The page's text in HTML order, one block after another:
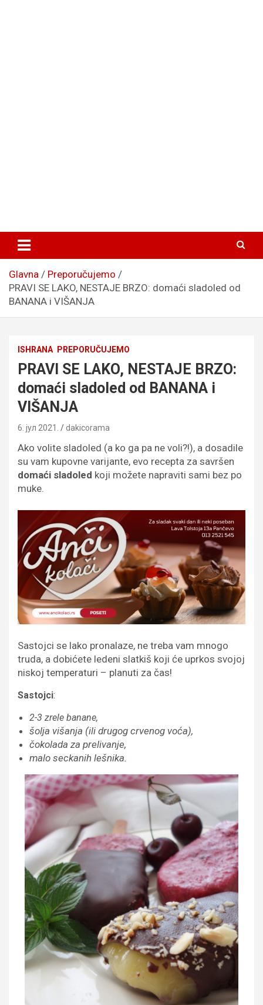
Glavna
Preporučujemo
PRAVI SE LAKO, NESTAJE BRZO: domaći sladoled od
BANANA i VIŠANJA
ISHRANA PREPORUČUJEMO
PRAVI SE LAKO, NESTAJE BRZO:
domaći sladoled od BANANA i
VIŠANJA
6. јул 2021. dakicorama
Ako volite sladoled (a ko ga pa ne voli?!), a dosadile
su vam kupovne varijante, evo recepta za savršen
domaći sladoled koji možete napraviti sami bez po
muke.
Sastojci se lako pronalaze, ne treba vam mnogo
truda, a dobićete ledeni slatkiš koji će uprkos svojoj
niskoj temperaturi – planuti za čas!
Sastojci:
2-3 zrele banane,
šolja višanja (ili drugog crvenog voća),
čokolada za prelivanje,
malo seckanih lešnika.